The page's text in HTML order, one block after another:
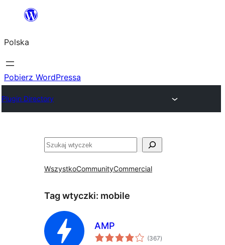
Przejdź
treści
Polska
Pobierz WordPressa
Plugin Directory
Szukaj
WszystkoCommunityCommercial
Tag wtyczki: mobile
AMP
(367wszystkich
ocen
)